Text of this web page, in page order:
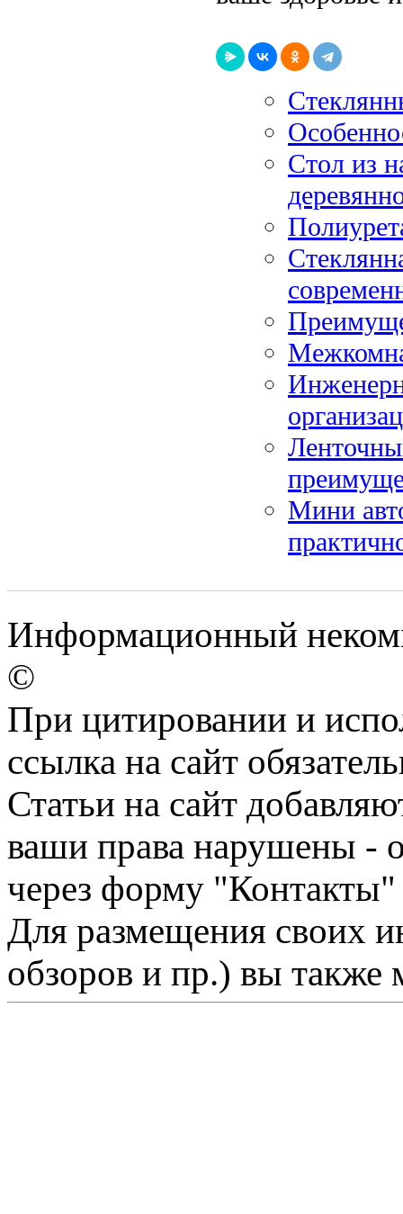
Стол из
Мини
Информационный
©
При цитировании и
ссылка на сайт
Статьи на сайт
ваши права нарушены -
через форму "Контакты"
Для размещения своих
обзоров и пр.) вы также